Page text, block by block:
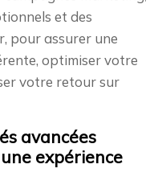
et des
pour assurer une
optimiser votre
votre retour sur
avancées
expérience